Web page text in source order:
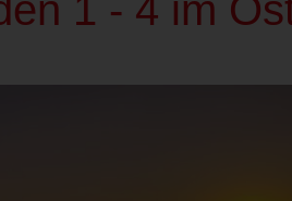
1 - 4 im